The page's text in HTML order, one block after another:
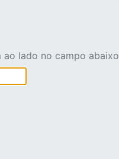
ao lado no campo abaixo